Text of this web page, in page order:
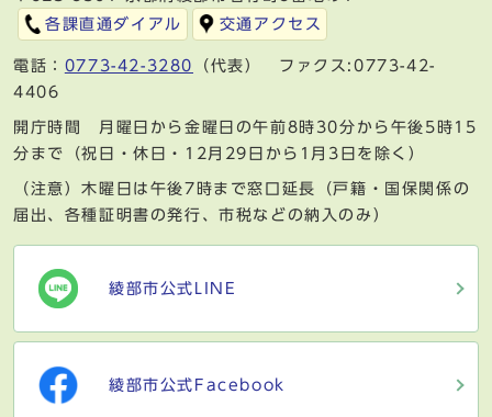
各課直通ダイアル
交通アクセス
電話： 0773-42-3280
（代表） ファクス:0773-42-
4406
開庁時間 月曜日から金曜日の午前8時30分から午後5時15
分まで（祝日・休日・12月29日から1月3日を除く）
（注意）木曜日は午後7時まで窓口延長（戸籍・国保関係の
届出、各種証明書の発行、市税などの納入のみ）
綾部市公式LINE
綾部市公式Facebook